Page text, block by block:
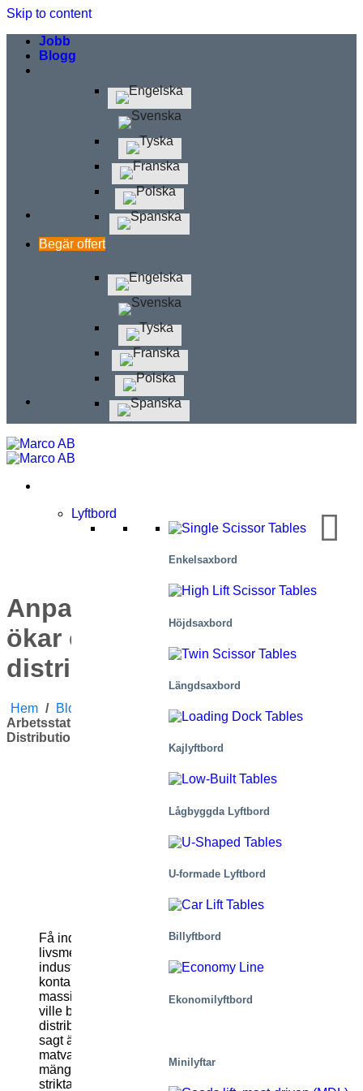
Skip to content
Jobb
Blogg
Begär offert
Lyftbord
Enkelsaxbord
Höjdsaxbord
Längdsaxbord
Kajlyftbord
Lågbyggda Lyftbord
U-formade Lyftbord
Billyftbord
Ekonomilyftbord
Minilyftar
Anpassade arbetsstationer
ökar effektiviteten vid stort
distributionscenter
Hem / Blogg Tillämpningar
Anpassade
Arbetsstationer Ökar Effektiviteten Vid Stort
Distributionscenter
Få industrier är mer upptagna än dagligvaru- och
livsmedelsindustrin. Det som händer i denna
industri påverkar hela planeten dagligen. Dematic
kontaktade oss när de behövde lyftbord för ett
massivt distributionscenterprojekt i Östeuropa. De
ville bygga ett av de säkraste och mest effektiva
distributionscenter som någonsin byggts. Lättare
sagt än gjort, särskilt när centret i fråga hanterar
matvaror. Livsmedelsartiklar motsvarar ofta stora
mängder, specifika temperaturer, hygienkrav,
strikta lagar och olika tungrodda